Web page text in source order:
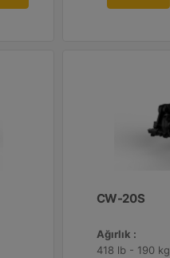
CW-20S
Ağırlık :
418 lb - 190 kg